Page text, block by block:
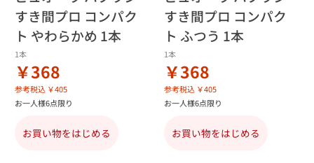
すき間プロ コンパク
ト やわらかめ 1本
1本
￥368
参考税込 ￥405
お一人様6点限り
お買い物をはじめる
すき間プロ コンパク
ト ふつう 1本
1本
￥368
参考税込 ￥405
お一人様6点限り
お買い物をはじめる